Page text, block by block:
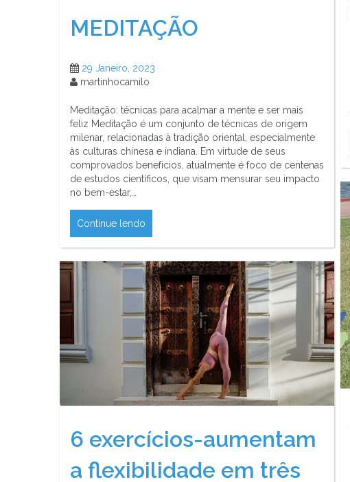
MEDITAÇÃO
29 Janeiro, 2023
martinhocamilo
Meditação: técnicas para acalmar a mente e ser mais
feliz Meditação é um conjunto de técnicas de origem
milenar, relacionadas à tradição oriental, especialmente
às culturas chinesa e indiana. Em virtude de seus
comprovados benefícios, atualmente é foco de centenas
de estudos científicos, que visam mensurar seu impacto
no bem-estar,…
Continue lendo
6 exercícios-aumentam
a flexibilidade em três